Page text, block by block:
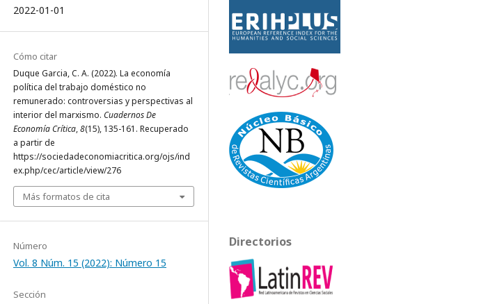
2022-01-01
Cómo citar
Duque Garcia, C. A. (2022). La economía
política del trabajo doméstico no
remunerado: controversias y perspectivas al
interior del marxismo. Cuadernos De
Economía Crítica,8(15), 135-161. Recuperado
a partir de
https://sociedadeconomiacritica.org/ojs/ind
ex.php/cec/article/view/276
Más formatos de cita
Número
Vol. 8 Núm. 15 (2022): Número 15
Sección
Directorios